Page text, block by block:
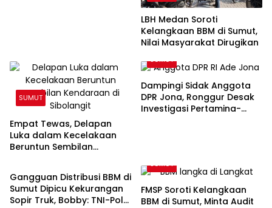
LBH Medan Soroti
Kelangkaan BBM di Sumut,
Nilai Masyarakat Dirugikan
SUMUT
Empat Tewas, Delapan
Luka dalam Kecelakaan
Beruntun Sembilan
SUMUT
Dampingi Sidak Anggota
DPR Jona, Ronggur Desak
Investigasi Pertamina-
SUMUT
Gangguan Distribusi BBM di
Sumut Dipicu Kekurangan
Sopir Truk, Bobby: TNI-Polri
SUMUT
FMSP Soroti Kelangkaan
BBM di Sumut, Minta Audit